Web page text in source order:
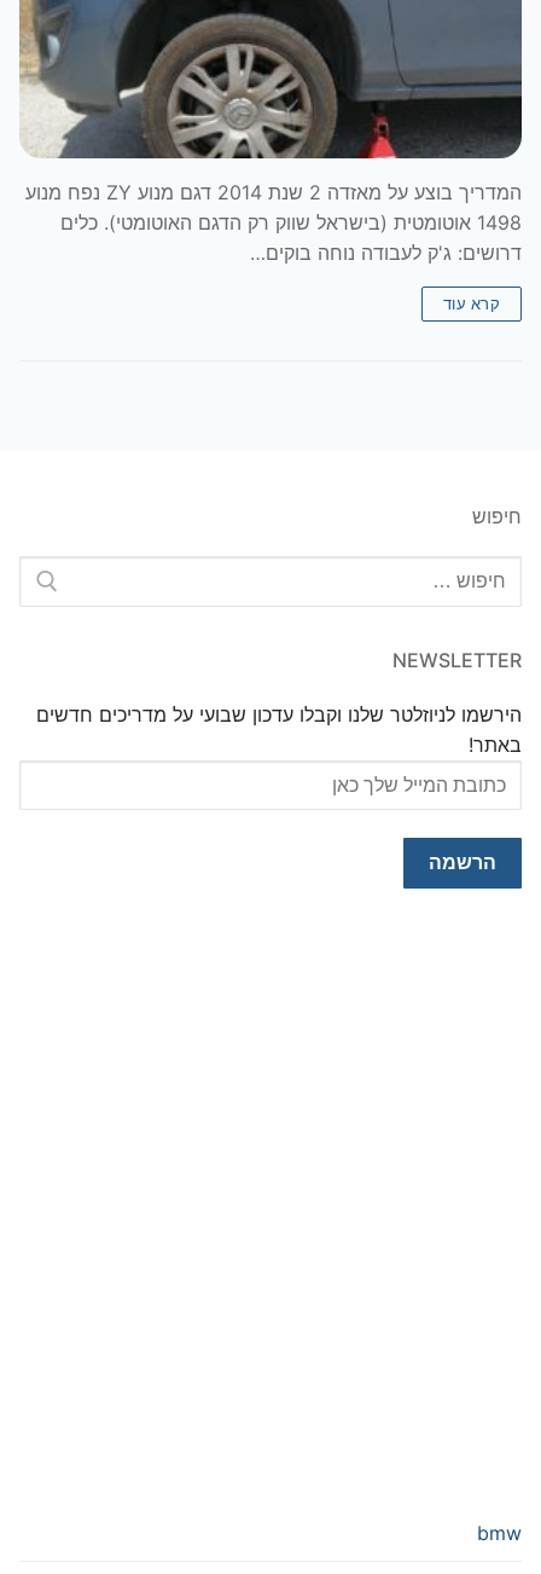
המדריך בוצע על מאזדה 2 שנת 2014 דגם מנוע ZY נפח מנוע
1498 אוטומטית (בישראל שווק רק הדגם האוטומטי). כלים
דרושים: ג'ק לעבודה נוחה בוקים…
קרא עוד
חיפוש
חפש:
NEWSLETTER
הירשמו לניוזלטר שלנו וקבלו עדכון שבועי על מדריכים חדשים
באתר!
bmw